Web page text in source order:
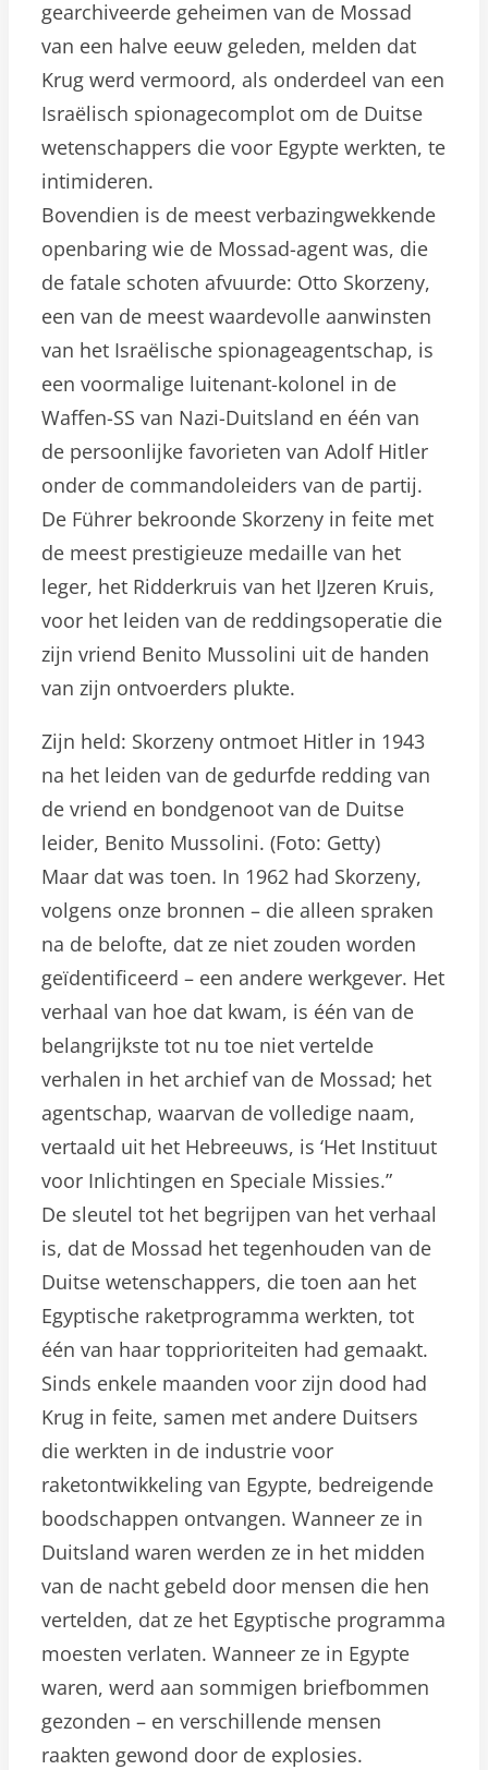
gearchiveerde geheimen van de Mossad
van een halve eeuw geleden, melden dat
Krug werd vermoord, als onderdeel van een
Israëlisch spionagecomplot om de Duitse
wetenschappers die voor Egypte werkten, te
intimideren.
Bovendien is de meest verbazingwekkende
openbaring wie de Mossad-agent was, die
de fatale schoten afvuurde: Otto Skorzeny,
een van de meest waardevolle aanwinsten
van het Israëlische spionageagentschap, is
een voormalige luitenant-kolonel in de
Waffen-SS van Nazi-Duitsland en één van
de persoonlijke favorieten van Adolf Hitler
onder de commandoleiders van de partij.
De Führer bekroonde Skorzeny in feite met
de meest prestigieuze medaille van het
leger, het Ridderkruis van het IJzeren Kruis,
voor het leiden van de reddingsoperatie die
zijn vriend Benito Mussolini uit de handen
van zijn ontvoerders plukte.
Zijn held: Skorzeny ontmoet Hitler in 1943
na het leiden van de gedurfde redding van
de vriend en bondgenoot van de Duitse
leider, Benito Mussolini. (Foto: Getty)
Maar dat was toen. In 1962 had Skorzeny,
volgens onze bronnen – die alleen spraken
na de belofte, dat ze niet zouden worden
geïdentificeerd – een andere werkgever. Het
verhaal van hoe dat kwam, is één van de
belangrijkste tot nu toe niet vertelde
verhalen in het archief van de Mossad; het
agentschap, waarvan de volledige naam,
vertaald uit het Hebreeuws, is ‘Het Instituut
voor Inlichtingen en Speciale Missies.”
De sleutel tot het begrijpen van het verhaal
is, dat de Mossad het tegenhouden van de
Duitse wetenschappers, die toen aan het
Egyptische raketprogramma werkten, tot
één van haar topprioriteiten had gemaakt.
Sinds enkele maanden voor zijn dood had
Krug in feite, samen met andere Duitsers
die werkten in de industrie voor
raketontwikkeling van Egypte, bedreigende
boodschappen ontvangen. Wanneer ze in
Duitsland waren werden ze in het midden
van de nacht gebeld door mensen die hen
vertelden, dat ze het Egyptische programma
moesten verlaten. Wanneer ze in Egypte
waren, werd aan sommigen briefbommen
gezonden – en verschillende mensen
raakten gewond door de explosies.